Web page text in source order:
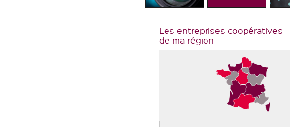
Les entreprises coopératives
de ma région